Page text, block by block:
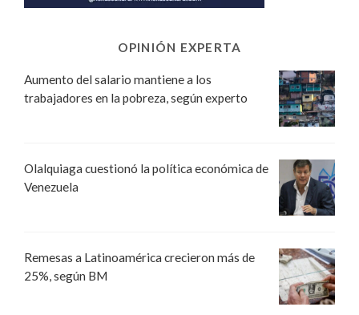
OPINIÓN EXPERTA
Aumento del salario mantiene a los
trabajadores en la pobreza, según experto
Olalquiaga cuestionó la política económica de
Venezuela
Remesas a Latinoamérica crecieron más de
25%, según BM